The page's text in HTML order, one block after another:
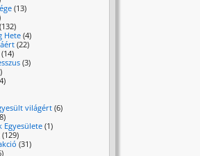
(13)
(132)
Hete(4)
(22)
(3)
világért(6)
Egyesülete (1)
(129)
(31)